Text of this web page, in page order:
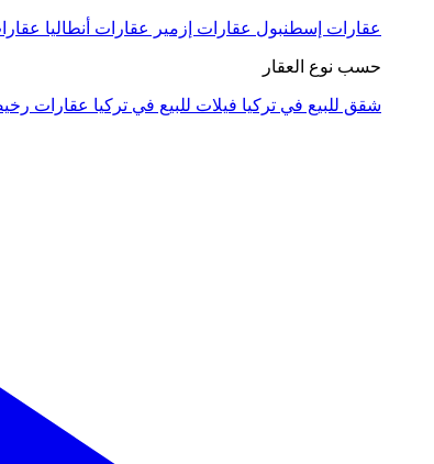
عقارات إسطنبول عقارات إزمير عقارات أنطاليا
حسب نوع العقار
شقق للبيع في تركيا فيلات للبيع في تركيا عقارات